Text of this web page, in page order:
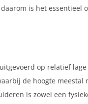
is het essentieel
op relatief
de hoogte
is zowel een